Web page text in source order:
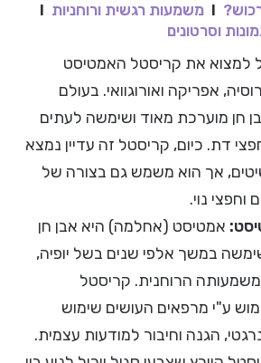
משמעות רגשית ורוחניות
וסרטונים
למצוא את קריסטל האמטיסט
אפריקה ואורוגוואי. בעולם
חן מוערכת מאוד ושימשה לעתים
דת. כיום, קריסטל זה עדיין נמצא
אך הוא משמש גם בצורה של
וחפצי נוי.
אמטיסט (אחלמה) היא אבן חן
במשך אלפי שנים בשל יופיה,
הרוחנית. קריסטל
ע"י מרפאים העושים שימוש
הגנה וחיבור למודעות עצמית.